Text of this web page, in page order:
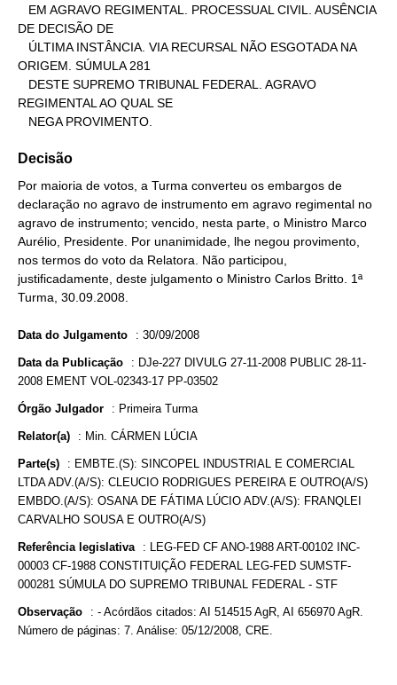
DE DECISÃO DE
ORIGEM. SÚMULA 281
REGIMENTAL AO QUAL SE
   NEGA PROVIMENTO.
Decisão
Por maioria de votos, a Turma converteu os embargos de
declaração no agravo de instrumento em agravo regimental no
agravo de instrumento; vencido, nesta parte, o Ministro Marco
Aurélio, Presidente. Por unanimidade, lhe negou provimento,
nos termos do voto da Relatora. Não participou,
justificadamente, deste julgamento o Ministro Carlos Britto. 1ª
Turma, 30.09.2008.
Data do Julgamento : 30/09/2008
Data da Publicação : DJe-227 DIVULG 27-11-2008 PUBLIC 28-11-
2008 EMENT VOL-02343-17 PP-03502
Órgão Julgador : Primeira Turma
Relator(a) : Min. CÁRMEN LÚCIA
Parte(s) : EMBTE.(S): SINCOPEL INDUSTRIAL E COMERCIAL
LTDA ADV.(A/S): CLEUCIO RODRIGUES PEREIRA E OUTRO(A/S)
EMBDO.(A/S): OSANA DE FÁTIMA LÚCIO ADV.(A/S): FRANQLEI
CARVALHO SOUSA E OUTRO(A/S)
Referência legislativa : LEG-FED CF ANO-1988 ART-00102 INC-
00003 CF-1988 CONSTITUIÇÃO FEDERAL LEG-FED SUMSTF-
000281 SÚMULA DO SUPREMO TRIBUNAL FEDERAL - STF
Observação : - Acórdãos citados: AI 514515 AgR, AI 656970 AgR.
Número de páginas: 7. Análise: 05/12/2008, CRE.